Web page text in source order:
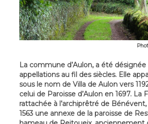
La commune d’Aulon, a été désignée
appellations au fil des siècles. Elle
sous le nom de Villa de Aulon vers
celui de Paroisse d’Aulon en 1697. La
rattachée à l’archiprêtré de
1563 une annexe de la paroisse de